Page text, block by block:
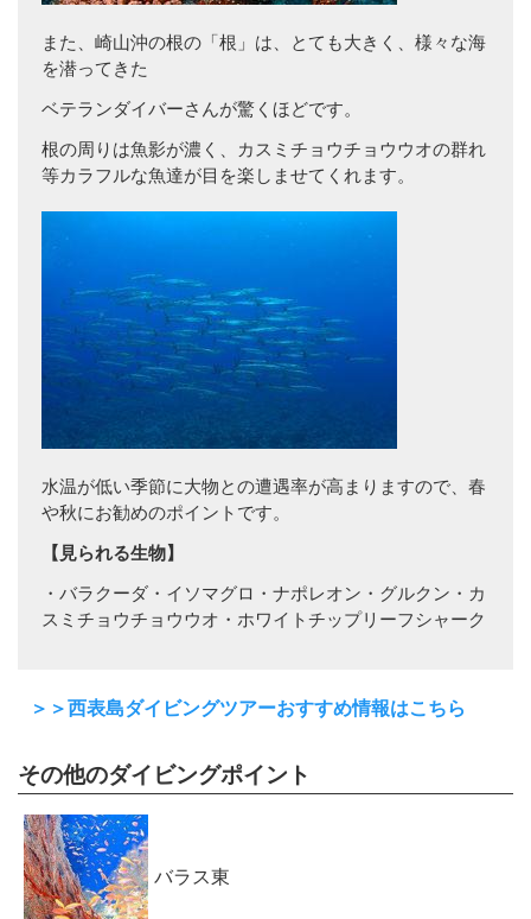
また、崎山沖の根の「根」は、とても大きく、様々な海
を潜ってきた
ベテランダイバーさんが驚くほどです。
根の周りは魚影が濃く、カスミチョウチョウウオの群れ
等カラフルな魚達が目を楽しませてくれます。
水温が低い季節に大物との遭遇率が高まりますので、春
や秋にお勧めのポイントです。
【見られる生物】
・バラクーダ・イソマグロ・ナポレオン・グルクン・カ
スミチョウチョウウオ・ホワイトチップリーフシャーク
＞＞西表島ダイビングツアーおすすめ情報はこちら
その他のダイビングポイント
バラス東